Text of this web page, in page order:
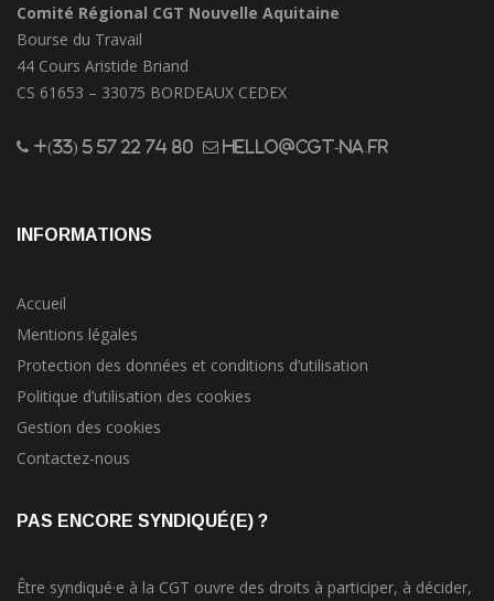
Comité Régional CGT Nouvelle Aquitaine
Bourse du Travail
44 Cours Aristide Briand
CS 61653 – 33075 BORDEAUX CEDEX
+(33) 5 57 22 74 80 hello@cgt-na.fr
INFORMATIONS
Accueil
Mentions légales
Protection des données et conditions d’utilisation
Politique d’utilisation des cookies
Gestion des cookies
Contactez-nous
PAS ENCORE SYNDIQUÉ(E) ?
Être syndiqué·e à la CGT ouvre des droits à participer, à décider,